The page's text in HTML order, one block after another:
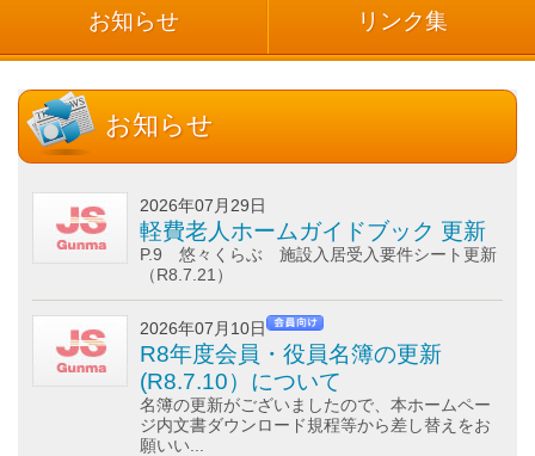
お知らせ リンク集
お知らせ
2026年07月29日
軽費老人ホームガイドブック 更新
P.9 悠々くらぶ 施設入居受入要件シート更新
（R8.7.21）
2026年07月10日
R8年度会員・役員名簿の更新
(R8.7.10）について
名簿の更新がございましたので、本ホームペー
ジ内文書ダウンロード規程等から差し替えをお
願いい...
お問い合わせ
会員専用ページ